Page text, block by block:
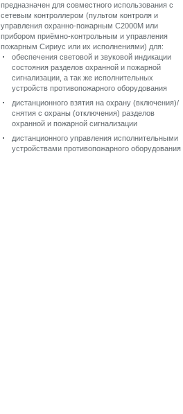
предназначен для совместного использования с
сетевым контроллером (пультом контроля и
управления охранно-пожарным С2000М или
прибором приёмно-контрольным и управления
пожарным Сириус или их исполнениями) для:
обеспечения световой и звуковой индикации
состояния разделов охранной и пожарной
сигнализации, а так же исполнительных
устройств противопожарного оборудования
дистанционного взятия на охрану (включения)/
снятия с охраны (отключения) разделов
охранной и пожарной сигнализации
дистанционного управления исполнительными
устройствами противопожарного оборудования